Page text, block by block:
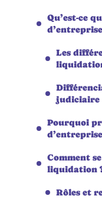
Qu’est-ce
Les
judiciaire
Pourquoi
Comment
liquidation
Rôles et